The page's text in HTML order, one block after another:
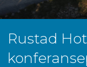
Rustad